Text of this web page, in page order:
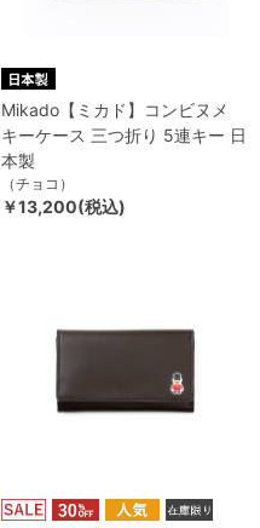
Mikado【ミカド】コンビヌメ
キーケース 三つ折り 5連キー 日
本製
（チョコ）
￥13,200(税込)